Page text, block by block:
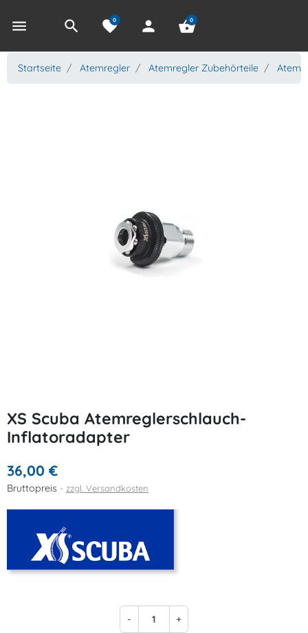
menu search favorite
0 person shopping_basket
0
Startseite Atemregler Atemregler Zubehörteile
XS Scuba Atemreglerschlauch-
Inflatoradapter
36,00 €
Bruttopreis zzgl. Versandkosten
- +